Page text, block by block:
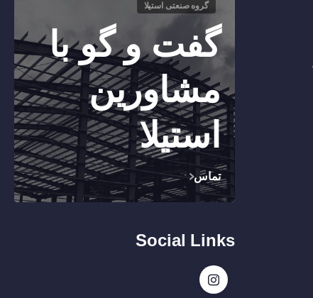
گروه صنعتی استیلا
گفت و گو با
مشاورین
استیلا
تماس
Social Links